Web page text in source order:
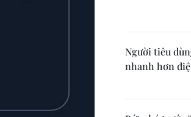
Người tiêu
nhanh hơn